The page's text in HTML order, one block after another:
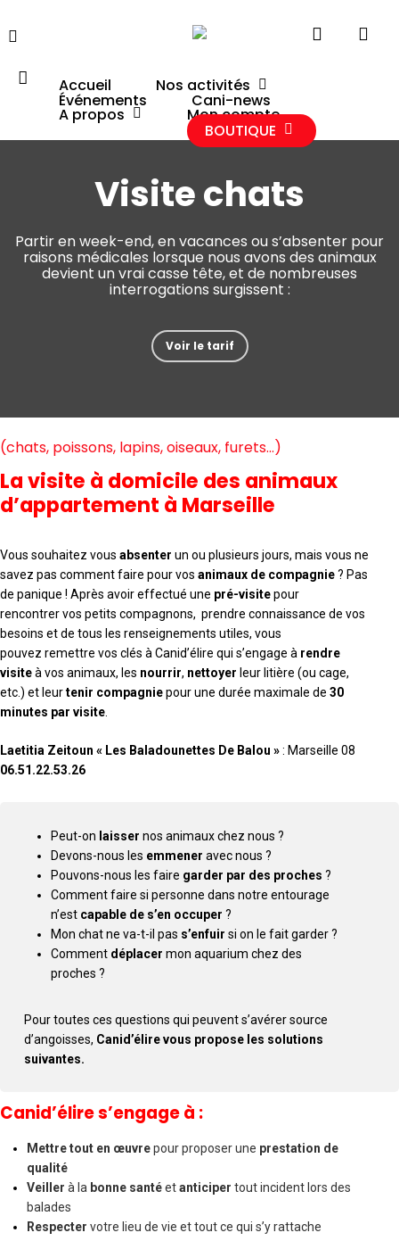
to
search
account
Accueil Nos activités
Événements Cani-news
A propos Mon compte
BOUTIQUE
Visite chats
Visite chats
Partir en week-end, en vacances ou s’absenter pour
raisons médicales lorsque nous avons des animaux
devient un vrai casse tête, et de nombreuses
interrogations surgissent :
Voir le tarif
(chats, poissons, lapins, oiseaux, furets…)
La visite à domicile des animaux
d’appartement à Marseille
Vous souhaitez vousabsenter un ou plusieurs jours, mais vous ne
savez pas comment faire pour vosanimaux de compagnie? Pas
de panique ! Après avoir effectué une pré-visitepour
rencontrer vos petits compagnons, prendre connaissance de vos
besoins et de tous les renseignements utiles, vous
pouvez remettre vos clés à Canid’élire qui s’engage à rendre
visiteà vos animaux, les nourrir, nettoyer leur litière (ou cage,
etc.) et leurtenir compagniepour une durée maximale de30
minutes par visite
Laetitia Zeitoun « Les Baladounettes De Balou »: Marseille 08
06.51.22.53.26
Peut-on laisser nos animaux chez nous ?
Devons-nous les emmener avec nous ?
Pouvons-nous les faire garder par des proches ?
Comment faire si personne dans notre entourage
n’est capable de s’en occuper ?
Mon chat ne va-t-il pas s’enfuir si on le fait garder ?
Comment déplacer mon aquarium chez des
proches ?
Pour toutes ces questions qui peuvent s’avérer source
d’angoisses, Canid’élire vous propose les solutions
suivantes.
Canid’élire s’engage à :
Mettre tout en œuvrepour proposer une prestation de
qualité
Veillerà la bonne santéetanticiper tout incident lors des
balades
Respecter votre lieu de vie et tout ce qui s’y rattache